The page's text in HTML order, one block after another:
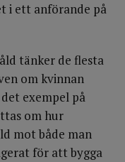
i ett anförande på
tänker de flesta
om kvinnan
exempel på
om hur
mot både man
för att bygga